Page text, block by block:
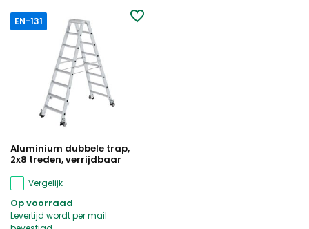
EN-131
Aluminium dubbele trap,
2x8 treden, verrijdbaar
Vergelijk
Op voorraad
Levertijd wordt per mail